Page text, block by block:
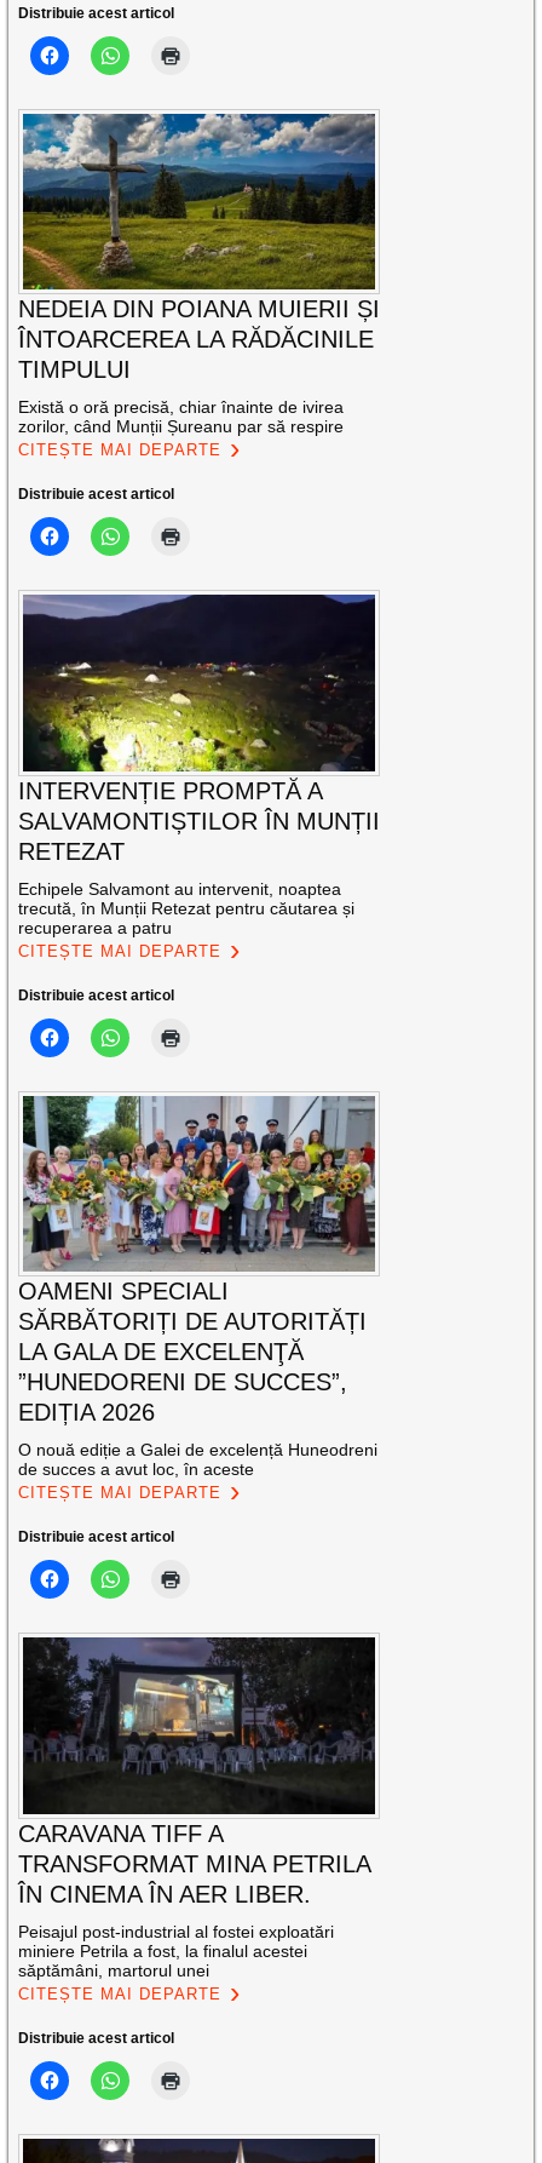
Distribuie acest articol
NEDEIA DIN POIANA MUIERII ȘI
ÎNTOARCEREA LA RĂDĂCINILE
TIMPULUI
Există o oră precisă, chiar înainte de ivirea
zorilor, când Munții Șureanu par să respire
CITEȘTE MAI DEPARTE
Distribuie acest articol
INTERVENȚIE PROMPTĂ A
SALVAMONTIȘTILOR ÎN MUNȚII
RETEZAT
Echipele Salvamont au intervenit, noaptea
trecută, în Munții Retezat pentru căutarea și
recuperarea a patru
CITEȘTE MAI DEPARTE
Distribuie acest articol
OAMENI SPECIALI
SĂRBĂTORIȚI DE AUTORITĂȚI
LA GALA DE EXCELENŢĂ
”HUNEDORENI DE SUCCES”,
EDIȚIA 2026
O nouă ediție a Galei de excelență Huneodreni
de succes a avut loc, în aceste
CITEȘTE MAI DEPARTE
Distribuie acest articol
CARAVANA TIFF A
TRANSFORMAT MINA PETRILA
ÎN CINEMA ÎN AER LIBER.
Peisajul post-industrial al fostei exploatări
miniere Petrila a fost, la finalul acestei
săptămâni, martorul unei
CITEȘTE MAI DEPARTE
Distribuie acest articol